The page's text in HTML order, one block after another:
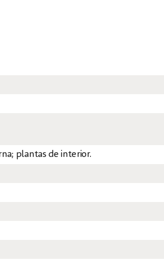
plantas de interior.